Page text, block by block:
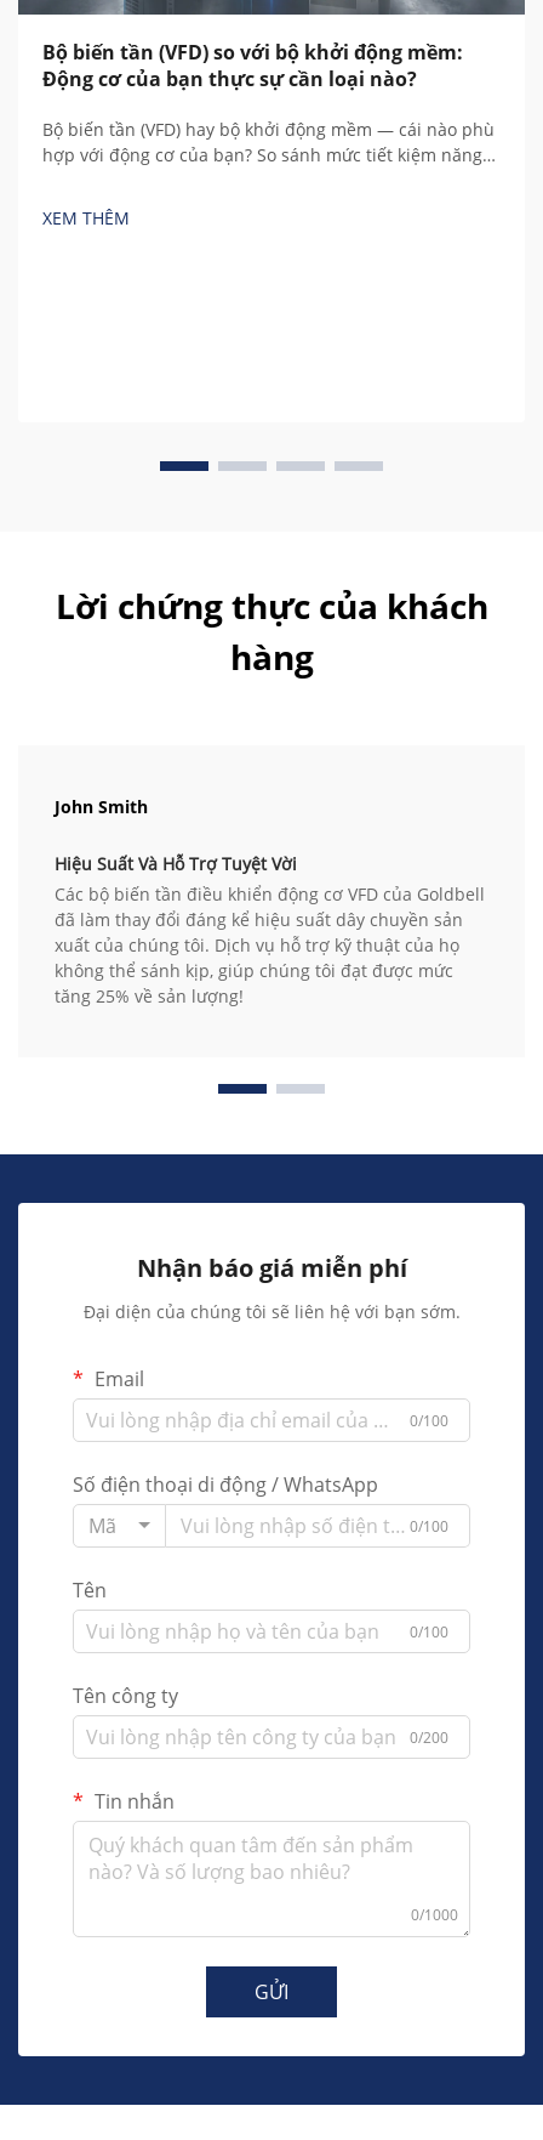
Bộ biến tần (VFD) so với bộ khởi động mềm:
Động cơ của bạn thực sự cần loại nào?
Bộ biến tần (VFD) hay bộ khởi động mềm — cái nào phù
hợp với động cơ của bạn? So sánh mức tiết kiệm năng
trong 5 năm dựa trên các phép tính thực tế trước khi
mua.
XEM THÊM
Lời chứng thực của khách
hàng
John Smith
Hiệu Suất Và Hỗ Trợ Tuyệt Vời
Các bộ biến tần điều khiển động cơ VFD của Goldbell
đã làm thay đổi đáng kể hiệu suất dây chuyền sản
xuất của chúng tôi. Dịch vụ hỗ trợ kỹ thuật của họ
không thể sánh kịp, giúp chúng tôi đạt được mức
tăng 25% về sản lượng!
Nhận báo giá miễn phí
Đại diện của chúng tôi sẽ liên hệ với bạn sớm.
Email
0/100
Số điện thoại di động / WhatsApp
Mã
0/100
Tên
0/100
Tên công ty
0/200
Tin nhắn
0/1000
GỬI